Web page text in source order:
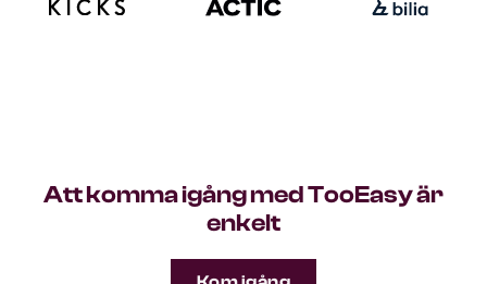
Att komma igång med TooEasy är
enkelt